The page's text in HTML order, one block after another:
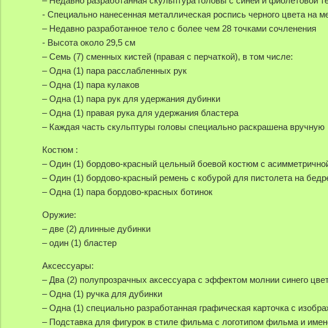
- Специально нанесенная металлическая роспись черного цвета на
– Недавно разработанное тело с более чем 28 точками сочленения
- Высота около 29,5 см
– Семь (7) сменных кистей (правая с перчаткой), в том числе:
– Одна (1) пара расслабленных рук
– Одна (1) пара кулаков
– Одна (1) пара рук для удержания дубинки
– Одна (1) правая рука для удержания бластера
– Каждая часть скульптуры головы специально раскрашена вручную
Костюм :
– Один (1) бордово-красный цельный боевой костюм с
– Один (1) бордово-красный ремень с кобурой для пистолета на
– Одна (1) пара бордово-красных ботинок
Оружие:
– две (2) длинные дубинки
– один (1) бластер
Аксессуары:
– Два (2) полупрозрачных аксессуара с эффектом молнии синего
– Одна (1) ручка для дубинки
– Одна (1) специально разработанная графическая карточка с
– Подставка для фигурок в стиле фильма с логотипом фильма и